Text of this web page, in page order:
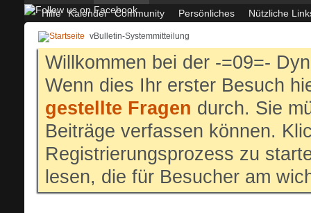
Hilfe Kalender Community Persönliches Nützliche
vBulletin-Systemmitteilung
Willkommen bei der -=09=-
Wenn dies Ihr erster Besuch
gestellte Fragen durch. Sie
Beiträge verfassen können.
Registrierungsprozess zu
lesen, die für Besucher am